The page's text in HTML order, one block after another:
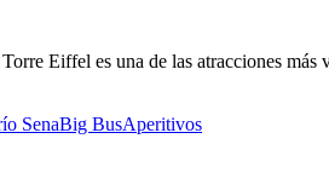
Eiffel es una de las atracciones
SenaBig BusAperitivos